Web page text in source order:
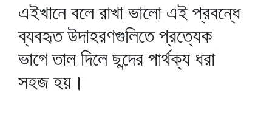
এইখানে বলে রাখা ভালো এই প্রবন্ধে
ব্যবহৃত উদাহরণগুলিতে প্রত্যেক
ভাগে তাল দিলে ছন্দের পার্থক্য ধরা
সহজ হয়।